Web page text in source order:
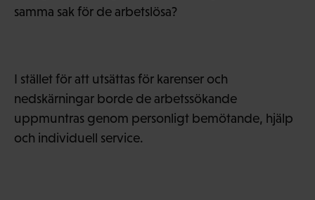
samma sak för de arbetslösa?
I stället för att utsättas för karenser och
nedskärningar borde de arbetssökande
uppmuntras genom personligt bemötande, hjälp
och individuell service.